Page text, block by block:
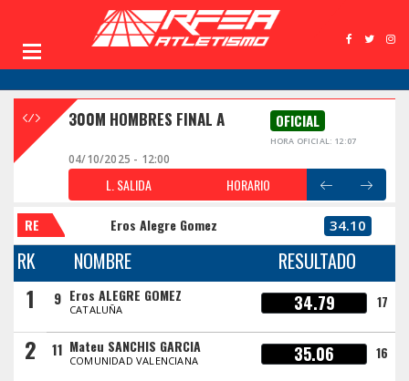
300M HOMBRES FINAL A OFICIAL
HORA OFICIAL: 12:07
04/10/2025 - 12:00
L. SALIDA HORARIO
RE Eros Alegre Gomez 34.10
RK NOMBRE RESULTADO
1 9 Eros ALEGRE GOMEZ
CATALUÑA 34.79 17
2 11 Mateu SANCHIS GARCIA
COMUNIDAD VALENCIANA 35.06 16